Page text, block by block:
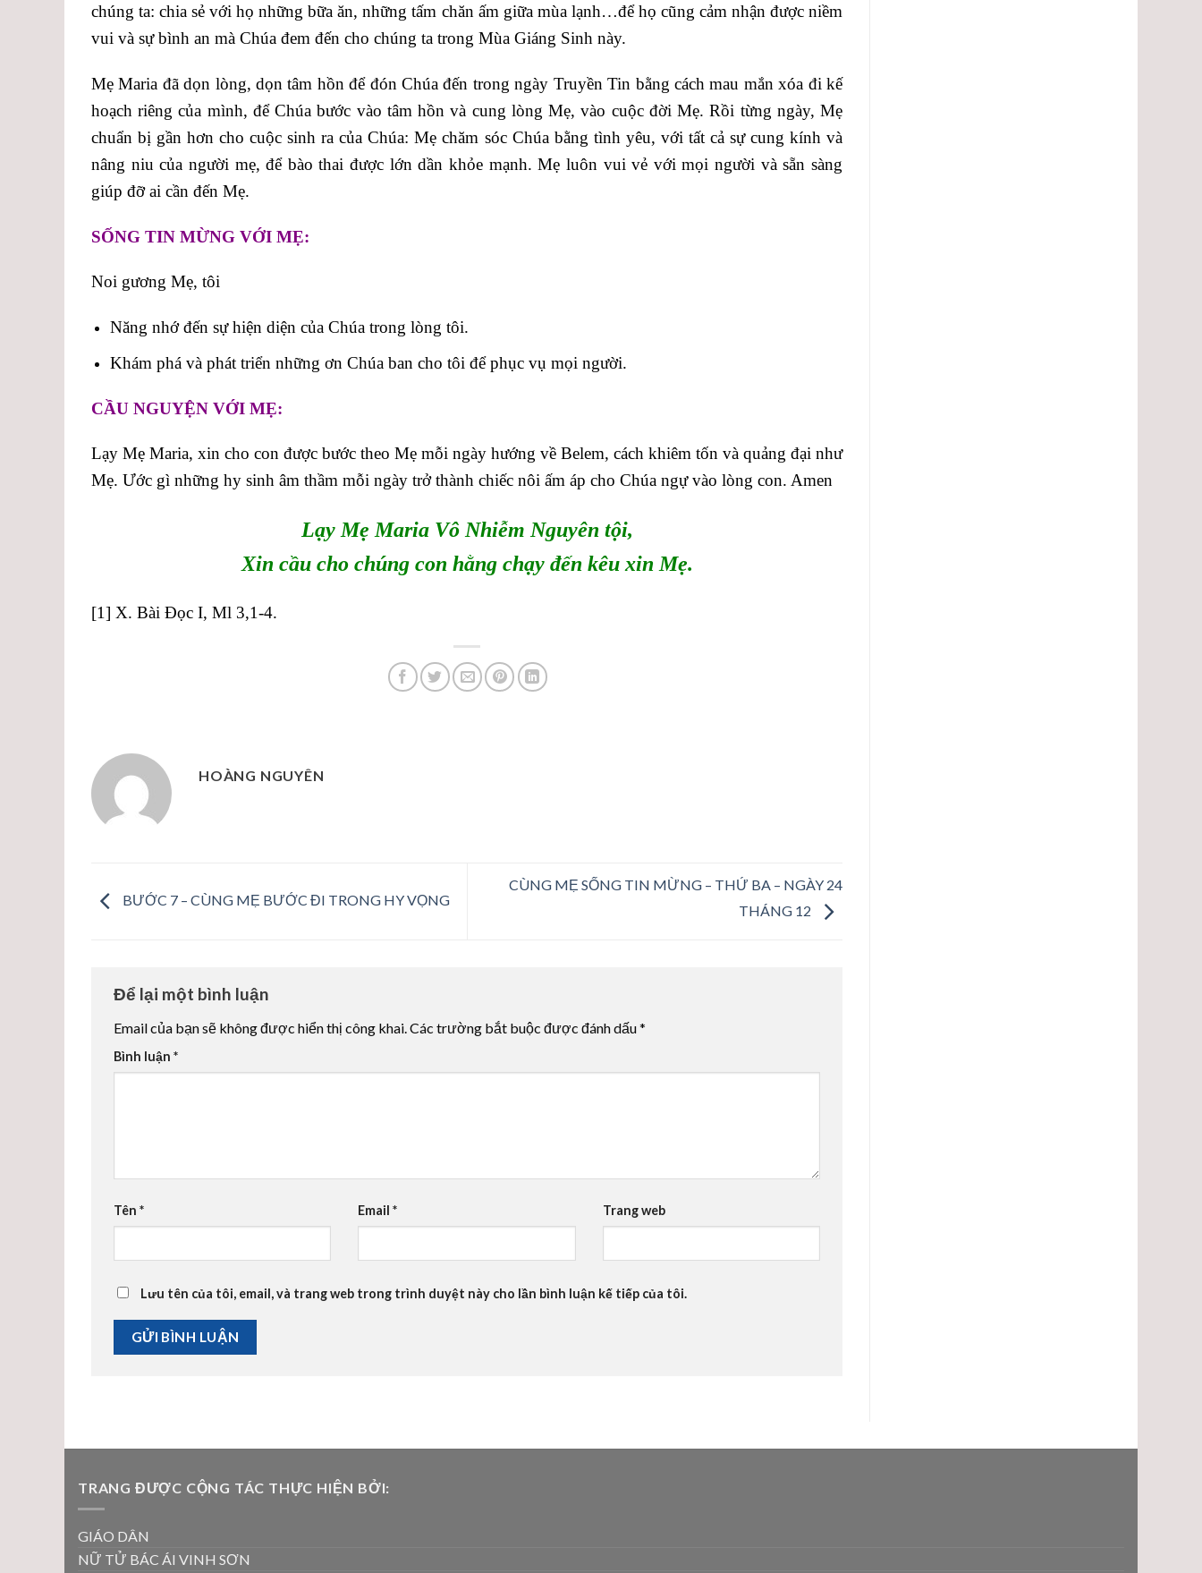
chúng ta: chia sẻ với họ những bữa ăn, những tấm chăn ấm giữa mùa lạnh…để họ cũng cảm nhận được niềm
vui và sự bình an mà Chúa đem đến cho chúng ta trong Mùa Giáng Sinh này.
Mẹ Maria đã dọn lòng, dọn tâm hồn để đón Chúa đến trong ngày Truyền Tin bằng cách mau mắn xóa đi kế
hoạch riêng của mình, để Chúa bước vào tâm hồn và cung lòng Mẹ, vào cuộc đời Mẹ. Rồi từng ngày, Mẹ
chuẩn bị gần hơn cho cuộc sinh ra của Chúa: Mẹ chăm sóc Chúa bằng tình yêu, với tất cả sự cung kính và
nâng niu của người mẹ, để bào thai được lớn dần khỏe mạnh. Mẹ luôn vui vẻ với mọi người và sẵn sàng
giúp đỡ ai cần đến Mẹ.
SỐNG TIN MỪNG VỚI MẸ:
Noi gương Mẹ, tôi
Năng nhớ đến sự hiện diện của Chúa trong lòng tôi.
Khám phá và phát triển những ơn Chúa ban cho tôi để phục vụ mọi người.
CẦU NGUYỆN VỚI MẸ:
Lạy Mẹ Maria, xin cho con được bước theo Mẹ mỗi ngày hướng về Belem, cách khiêm tốn và quảng đại như
Mẹ. Ước gì những hy sinh âm thầm mỗi ngày trở thành chiếc nôi ấm áp cho Chúa ngự vào lòng con. Amen
Lạy Mẹ Maria Vô Nhiễm Nguyên tội,
Xin cầu cho chúng con hằng chạy đến kêu xin Mẹ.
[1] X. Bài Đọc I, Ml 3,1-4.
HOÀNG NGUYÊN
BƯỚC 7 – CÙNG MẸ BƯỚC ĐI TRONG HY VỌNG
CÙNG MẸ SỐNG TIN MỪNG – THỨ BA – NGÀY 24
THÁNG 12
Để lại một bình luận
Email của bạn sẽ không được hiển thị công khai.Các trường bắt buộc được đánh dấu*
Bình luận *
Tên * Email* Trang web
Lưu tên của tôi, email, và trang web trong trình duyệt này cho lần bình luận kế tiếp của tôi.
TRANG ĐƯỢC CỘNG TÁC THỰC HIỆN BỞI:
GIÁO DÂN
NỮ TỬ BÁC ÁI VINH SƠN